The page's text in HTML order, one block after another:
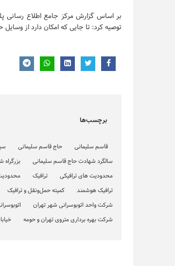
بر اساس گزارش مرکز جامع اطلاع رسانی
توصیه کرد: تا جایی که امکان دارد از
برچسب‌ها
قاسم سلیمانی حاج قاسم سلیمانی
سالگرد شهادت حاج قاسم سلیمانی
محدودیت های ترافیکی
ترافیک
ترافیک هوشمند
کمیته حمل‌ونقل و ترافیک
شرکت واحد اتوبوسرانی شهر تهران
شرکت بهره برداری متروی تهران و حومه